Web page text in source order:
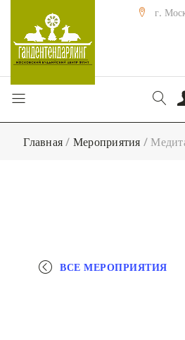
г.
Главная/ Мероприятия /
ВСЕ МЕРОПРИЯТИЯ